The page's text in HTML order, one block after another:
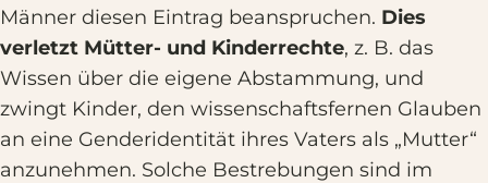
Männer diesen Eintrag beanspruchen. Dies
verletzt Mütter- und Kinderrechte, z. B. das
Wissen über die eigene Abstammung, und
zwingt Kinder, den wissenschaftsfernen Glauben
an eine Genderidentität ihres Vaters als „Mutter“
anzunehmen. Solche Bestrebungen sind im